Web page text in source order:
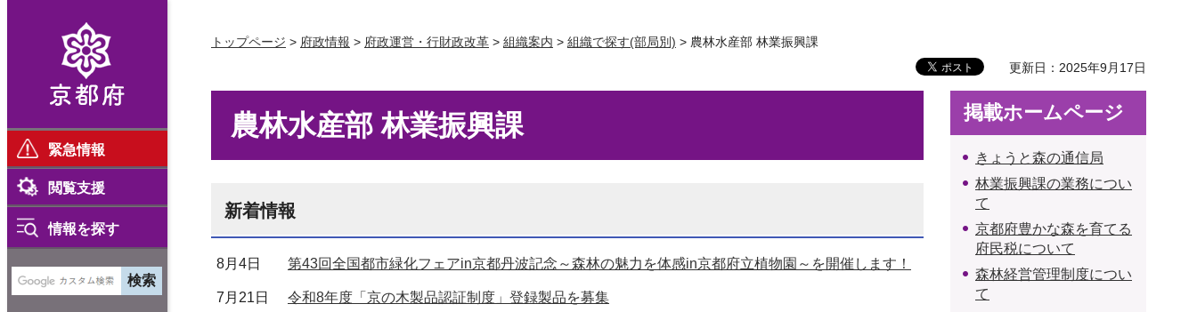
緊急情報
閲覧支援
情報を探す
トップページ > 府政情報 > 府政運営・行財政改革 > 組織案内 > 組織で探す(部局別) > 農林水産部 林業振興課
更新日：2025年9月17日
農林水産部 林業振興課
新着情報
8月4日 第43回全国都市緑化フェアin京都丹波記念～森林の魅力を体感in京都府立植物園～を開催します！
7月21日 令和8年度「京の木製品認証制度」登録製品を募集
掲載ホームページ
きょうと森の通信局
林業振興課の業務につい
て
京都府豊かな森を育てる
府民税について
森林経営管理制度につい
て